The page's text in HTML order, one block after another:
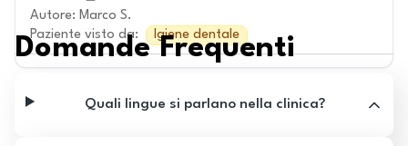
Autore: Marco S.
Paziente visto da: Igiene dentale
Domande Frequenti
Quali lingue si parlano nella clinica?